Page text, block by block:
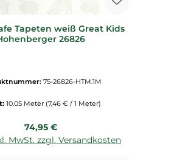
Tapeten weiß Great Kids
26826
75-26826-HTM.1M
10.05 Meter (7,46 € / 1 Meter)
Regulärer Preis:
74,95 €
MwSt. zzgl. Versandkosten